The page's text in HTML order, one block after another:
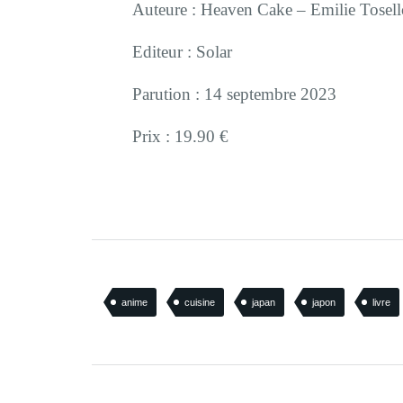
Auteure : Heaven Cake – Emilie
Editeur : Solar
Parution : 14 septembre 2023
Prix : 19.90 €
anime cuisine japan japon livre